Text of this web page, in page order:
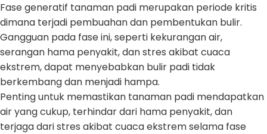
Fase generatif tanaman padi merupakan periode kritis
dimana terjadi pembuahan dan pembentukan bulir.
Gangguan pada fase ini, seperti kekurangan air,
serangan hama penyakit, dan stres akibat cuaca
ekstrem, dapat menyebabkan bulir padi tidak
berkembang dan menjadi hampa.
Penting untuk memastikan tanaman padi mendapatkan
air yang cukup, terhindar dari hama penyakit, dan
terjaga dari stres akibat cuaca ekstrem selama fase